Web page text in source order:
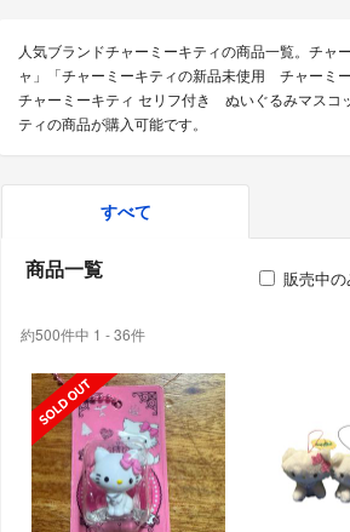
人気ブランドチャーミーキティの商品一覧。チ
ャ」「チャーミーキティの新品未使用 チャーミ
チャーミーキティ セリフ付き ぬいぐるみマスコ
ティの商品が購入可能です。
すべて
商品一覧 販売中
約500件中 1 - 36件